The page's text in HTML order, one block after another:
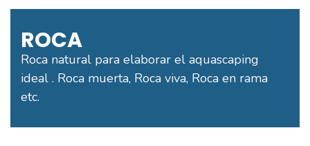
ROCA
Roca natural para elaborar el aquascaping
ideal . Roca muerta, Roca viva, Roca en rama
etc.